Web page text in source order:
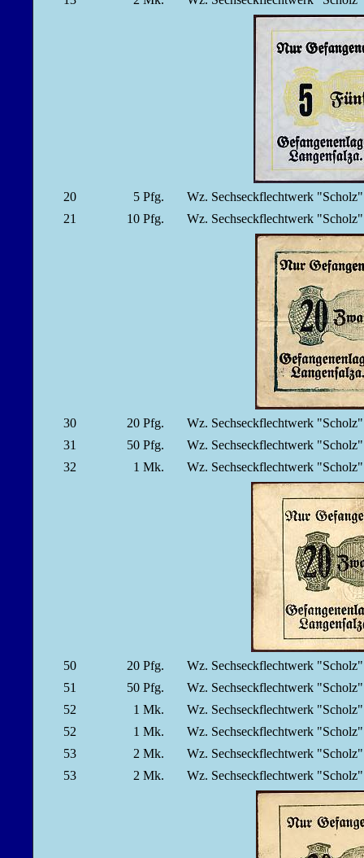
20 5 Pfg.
Wz. Sechseckflechtwerk
21
10 Pfg. Wz. Sechseckflechtwerk
30 20 Pfg.
Wz. Sechseckflechtwerk
31
50 Pfg.
Wz. Sechseckflechtwerk
32
1 Mk. Wz. Sechseckflechtwerk
50 20 Pfg.
Wz. Sechseckflechtwerk
51
50 Pfg.
Wz. Sechseckflechtwerk
52
1 Mk.
Wz. Sechseckflechtwerk
52
1 Mk.
Wz. Sechseckflechtwerk
53
2 Mk.
Wz. Sechseckflechtwerk
53
2 Mk. Wz. Sechseckflechtwerk